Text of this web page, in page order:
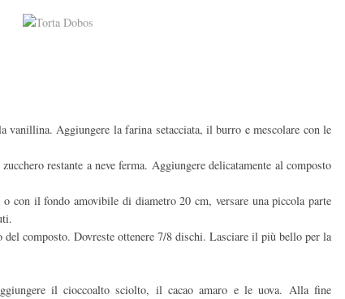
vanillina. Aggiungere la farina setacciata, il burro e mescolare con le
restante a neve ferma. Aggiungere delicatamente al composto
con il fondo amovibile di diametro 20 cm, versare una piccola parte
composto. Dovreste ottenere 7/8 dischi. Lasciare il più bello per la
il cioccoalto sciolto, il cacao amaro e le uova. Alla fine